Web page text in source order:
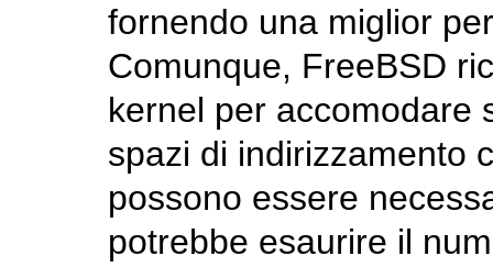
fornendo una miglior
Comunque, FreeBSD
kernel per accomodare
spazi di indirizzamento
possono essere
potrebbe esaurire il